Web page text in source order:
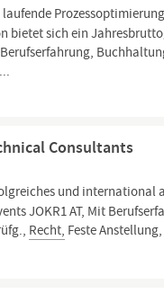
sich ein
Consultants
und international
JOKR1 AT, Mit
Recht, Feste